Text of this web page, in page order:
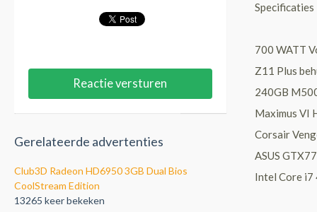
Reactie versturen
Gerelateerde advertenties
Club3D Radeon HD6950 3GB Dual Bios
CoolStream Edition
13265 keer bekeken
Specificaties
700 WATT
Z11 Plus
240GB
Maximus VI
Corsair
ASUS
Intel Core i7